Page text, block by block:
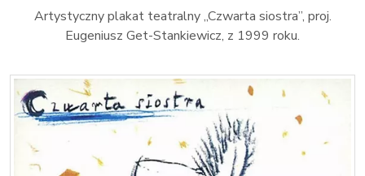
Artystyczny plakat teatralny „Czwarta siostra”, proj.
Eugeniusz Get-Stankiewicz, z 1999 roku.